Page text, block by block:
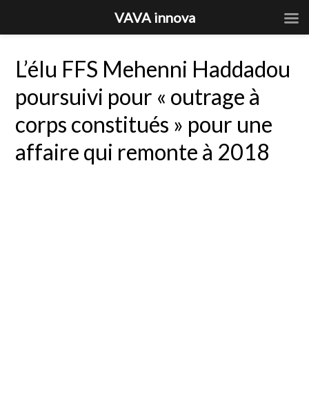
L’élu FFS Mehenni Haddadou
poursuivi pour « outrage à
corps constitués » pour une
affaire qui remonte à 2018
VAVA innova